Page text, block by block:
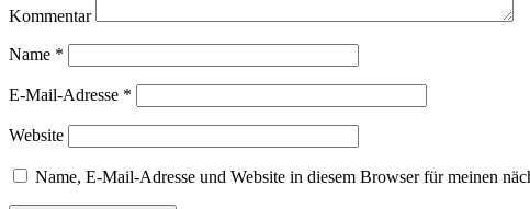
Kommentar
Name *
E-Mail-Adresse *
Website
Name, E-Mail-Adresse und Website in diesem Browser für meinen